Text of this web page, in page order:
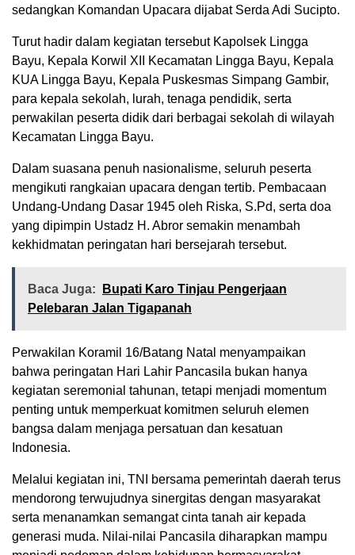
sedangkan Komandan Upacara dijabat Serda Adi Sucipto.
Turut hadir dalam kegiatan tersebut Kapolsek Lingga
Bayu, Kepala Korwil XII Kecamatan Lingga Bayu, Kepala
KUA Lingga Bayu, Kepala Puskesmas Simpang Gambir,
para kepala sekolah, lurah, tenaga pendidik, serta
perwakilan peserta didik dari berbagai sekolah di wilayah
Kecamatan Lingga Bayu.
Dalam suasana penuh nasionalisme, seluruh peserta
mengikuti rangkaian upacara dengan tertib. Pembacaan
Undang-Undang Dasar 1945 oleh Riska, S.Pd, serta doa
yang dipimpin Ustadz H. Abror semakin menambah
kekhidmatan peringatan hari bersejarah tersebut.
Baca Juga:
Bupati Karo Tinjau Pengerjaan
Pelebaran Jalan Tigapanah
Perwakilan Koramil 16/Batang Natal menyampaikan
bahwa peringatan Hari Lahir Pancasila bukan hanya
kegiatan seremonial tahunan, tetapi menjadi momentum
penting untuk memperkuat komitmen seluruh elemen
bangsa dalam menjaga persatuan dan kesatuan
Indonesia.
Melalui kegiatan ini, TNI bersama pemerintah daerah terus
mendorong terwujudnya sinergitas dengan masyarakat
serta menanamkan semangat cinta tanah air kepada
generasi muda. Nilai-nilai Pancasila diharapkan mampu